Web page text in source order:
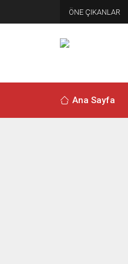
ÖNE ÇIKANLAR
Ana Sayfa